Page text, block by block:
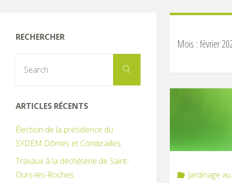
Mois :février
Jardinage
RECHERCHER
Search
ARTICLES RÉCENTS
Élection de la présidence du
SYDEM Dômes et Combrailles
Travaux à la déchèterie de Saint-
Ours-les-Roches